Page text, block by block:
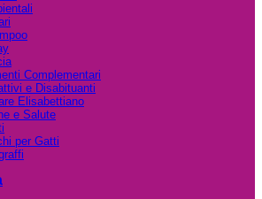
Complementari
e Disabituanti
Elisabettiano
e Salute
per Gatti